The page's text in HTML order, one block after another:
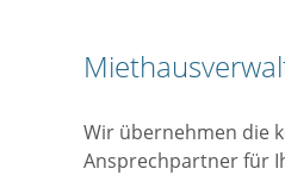
Wir übernehmen die
Ansprechpartner für